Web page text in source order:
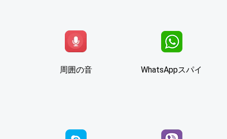
周囲の音 WhatsAppスパイ